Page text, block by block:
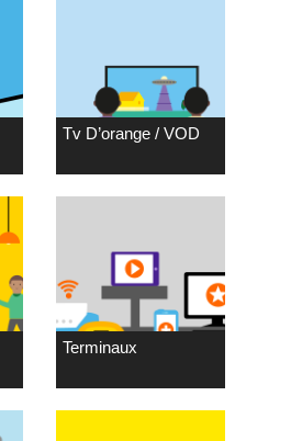
Tv D’orange / VOD
Terminaux